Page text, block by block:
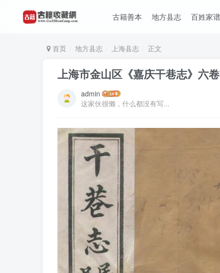
古籍善本 地方县志 百姓家
首页 地方县志 上海县志 正文
上海市金山区《嘉庆干巷志》六
admin
这家伙很懒，什么都没有写...